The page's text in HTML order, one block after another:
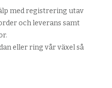
med registrering utav
och leverans samt
eller ring vår växel så